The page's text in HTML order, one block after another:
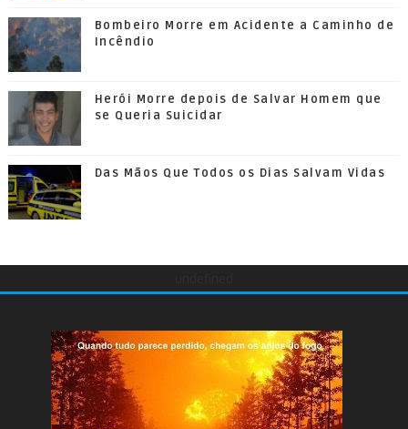
Bombeiro Morre em Acidente a Caminho de
Incêndio
Herói Morre depois de Salvar Homem que
se Queria Suicidar
Das Mãos Que Todos os Dias Salvam Vidas